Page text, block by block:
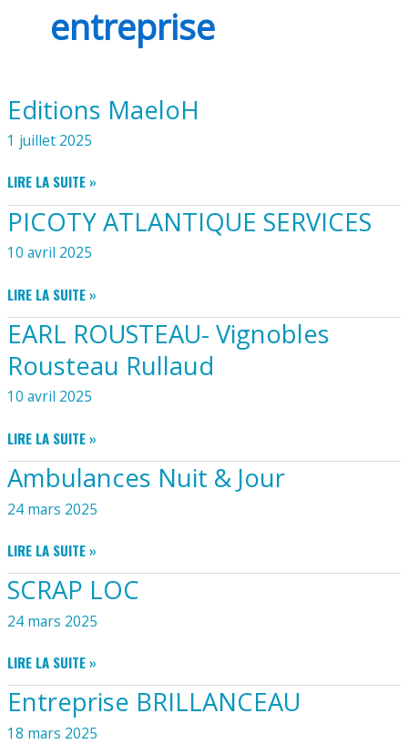
entreprise
Editions MaeloH
1 juillet 2025
EDITIONS
MAELOH
LIRE LA SUITE »
PICOTY ATLANTIQUE SERVICES
10 avril 2025
PICOTY
ATLANTIQUE
SERVICES
LIRE LA SUITE »
EARL ROUSTEAU- Vignobles
Rousteau Rullaud
10 avril 2025
EARL
ROUSTEAU-
VIGNOBLES
RULLAUD
LIRE LA SUITE »
Ambulances Nuit & Jour
24 mars 2025
AMBULANCES
NUIT
&
LIRE LA SUITE »
SCRAP LOC
24 mars 2025
SCRAP
LOC
LIRE LA SUITE »
Entreprise BRILLANCEAU
18 mars 2025